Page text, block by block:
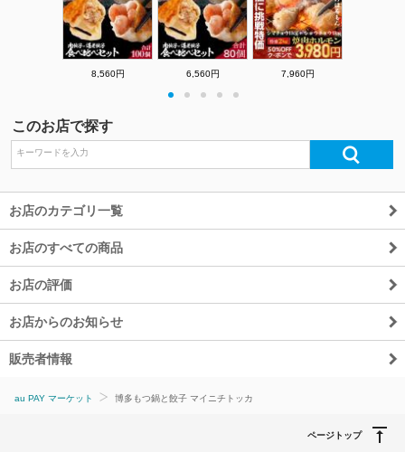
8,560円 6,560円 7,960円
このお店で探す
お店のカテゴリ一覧
お店のすべての商品
お店の評価
お店からのお知らせ
販売者情報
au PAY マーケット 博多もつ鍋と餃子 マイニチトッカ
ページトップ